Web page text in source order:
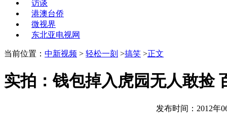
访谈
港澳台侨
微视界
东北亚电视网
当前位置： 中新视频 > 轻松一刻 >搞笑 >正文
实拍：钱包掉入虎园无人敢捡
发布时间：2012年